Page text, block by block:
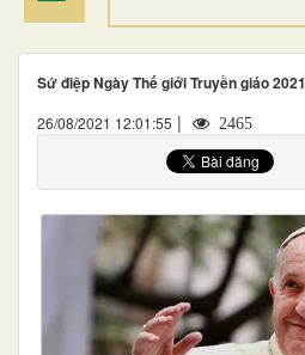
Sứ điệp Ngày Thế giới Truyền giáo 2021
26/08/2021 12:01:55 | 2465